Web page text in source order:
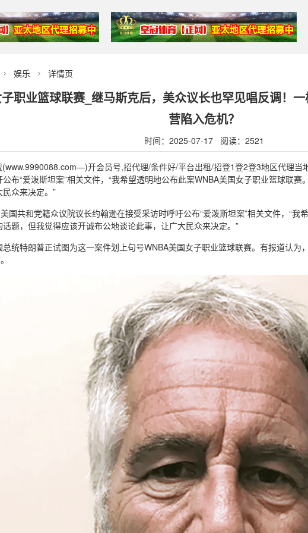
 娱乐  详情页
职业篮球联赛_继马斯克后，美众议长也罕见唱反调！
营陷入危机？
时间：2025-07-17 阅读：2521
(www.9990088.com—)开会员号,招代理/条件好/平台出租/招登1登2登3地区代理当
布“爱泼斯坦案”相关文件，“我希望透明地公布此案WNBA美国女子职业篮球联
众来决定。”
国共和党籍众议院议长约翰逊在接受采访时呼吁公布“爱泼斯坦案”相关文件，“我
题，但我觉得应该开诚布公地谈论此事，让广大民众来决定。”
统特朗普正试图为这一案件划上句号WNBA美国女子职业篮球联赛。有报道认为